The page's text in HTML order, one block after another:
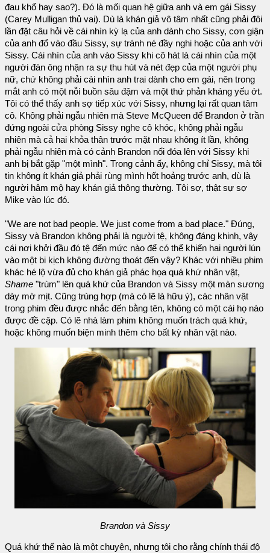
đau khổ hay sao?). Đó là mối quan hệ giữa anh và em gái Sissy
(Carey Mulligan thủ vai). Dù là khán giả vô tâm nhất cũng phải đôi
lần đặt câu hỏi về cái nhìn kỳ lạ của anh dành cho Sissy, cơn giận
của anh đổ vào đầu Sissy, sự tránh né đầy nghi hoặc của anh với
Sissy. Cái nhìn của anh vào Sissy khi cô hát là cái nhìn của một
người đàn ông nhận ra sự thu hút và nét đẹp của một người phụ
nữ, chứ không phải cái nhìn anh trai dành cho em gái, nên trong
mắt anh có một nỗi buồn sâu đậm và một thứ phản kháng yếu ớt.
Tôi có thể thấy anh sợ tiếp xúc với Sissy, nhưng lại rất quan tâm
cô. Không phải ngẫu nhiên mà Steve McQueen để Brandon ở trần
đứng ngoài cửa phòng Sissy nghe cô khóc, không phải ngẫu
nhiên mà cả hai khỏa thân trước mặt nhau không ít lần, không
phải ngẫu nhiên mà có cảnh Brandon nổi đóa lên với Sissy khi
anh bị bắt gặp "một mình". Trong cảnh ấy, không chỉ Sissy, mà tôi
tin không ít khán giả phải rùng mình hốt hoảng trước anh, dù là
người hâm mộ hay khán giả thông thường. Tôi sợ, thật sự sợ
Mike vào lúc đó.
"We are not bad people. We just come from a bad place." Đúng,
Sissy và Brandon không phải là người tệ, không đáng khinh, vậy
cái nơi khởi đầu đó tệ đến mức nào để có thể khiến hai người lún
vào một bi kịch không đường thoát đến vậy? Khác với nhiều phim
khác hé lộ vừa đủ cho khán giả phác họa quá khứ nhân vật,
Shame "trùm" lên quá khứ của Brandon và Sissy một màn sương
dày mờ mịt. Cũng trùng hợp (mà có lẽ là hữu ý), các nhân vật
trong phim đều được nhắc đến bằng tên, không có một cái họ nào
được đề cập. Có lẽ nhà làm phim không muốn trách quá khứ,
hoặc không muốn biện minh thêm cho bất kỳ nhân vật nào.
Brandon và Sissy
Quá khứ thế nào là một chuyện, nhưng tôi cho rằng chính thái độ